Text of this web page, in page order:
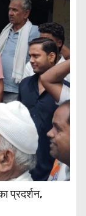
प्रदर्शन,